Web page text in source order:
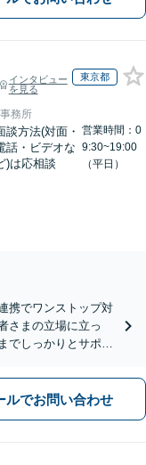
インタビュー
を見る
東京都
務所
談方法(対面・
話・ビデオな
)は応相談
営業時間：0
9:30~19:00
（平日）
携でワンストップ対
さまの立場に立っ
でしっかりとサポー
ルでお問い合わせ